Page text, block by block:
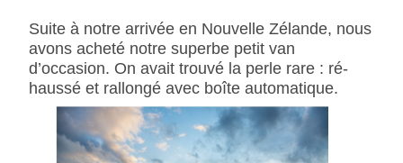
Suite à notre arrivée en Nouvelle Zélande, nous
avons acheté notre superbe petit van
d’occasion. On avait trouvé la perle rare : ré-
haussé et rallongé avec boîte automatique.